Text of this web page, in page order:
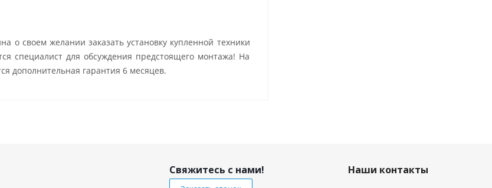
о своем желании заказать установку купленной техники
специалист для обсуждения предстоящего монтажа! На
дополнительная гарантия 6 месяцев.
Свяжитесь с нами!
Наши контакты